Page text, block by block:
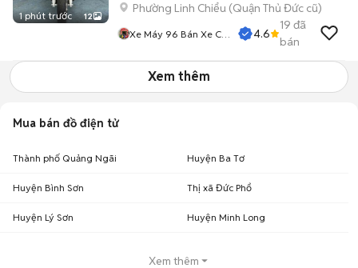
1 phút trước 12
Phường Linh Chiểu (Quận Thủ Đức cũ)
Xe Máy 96 Bán Xe Cũ
4.6
19 đã
bán
Xem thêm
Mua bán đồ điện tử
Thành phố Quảng Ngãi Huyện Ba Tơ
Huyện Bình Sơn Thị xã Đức Phổ
Huyện Lý Sơn Huyện Minh Long
Xem thêm